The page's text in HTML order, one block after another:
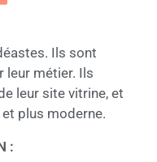
Ils sont
leur métier. Ils
leur site vitrine, et
plus moderne.
: